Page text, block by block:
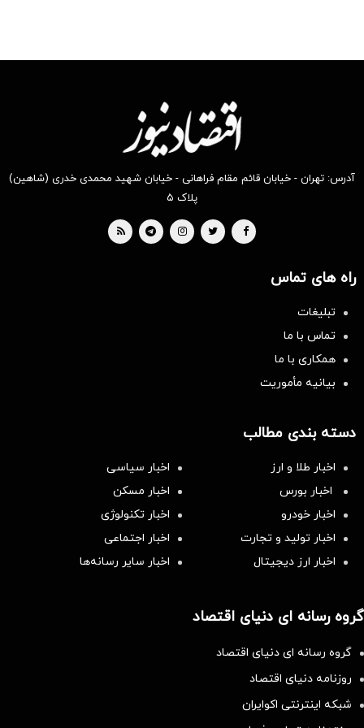
آدرس: تهران - خیابان قائم مقام فراهانی - خیابان شهید محمدی خدری (شاهین)
پلاک ۵
راه های تماس
تبلیغات
تماس با ما
همکاری با ما
بیانیه مأموریت
دسته بندی مطالب
اخبار طلا و ارز
اخبار سیاسی
اخبار بورس
اخبار مسکن
اخبار خودرو
اخبار تکنولوژی
اخبار تولید و تجارت
اخبار اجتماعی
اخبار ارز دیجیتال
اخبار سایر رسانه‌‌ها
گروه رسانه ای دنیای اقتصاد
گروه رسانه ای دنیای اقتصاد
روزنامه دنیای اقتصاد
شبکه اینترنتی اکوایران